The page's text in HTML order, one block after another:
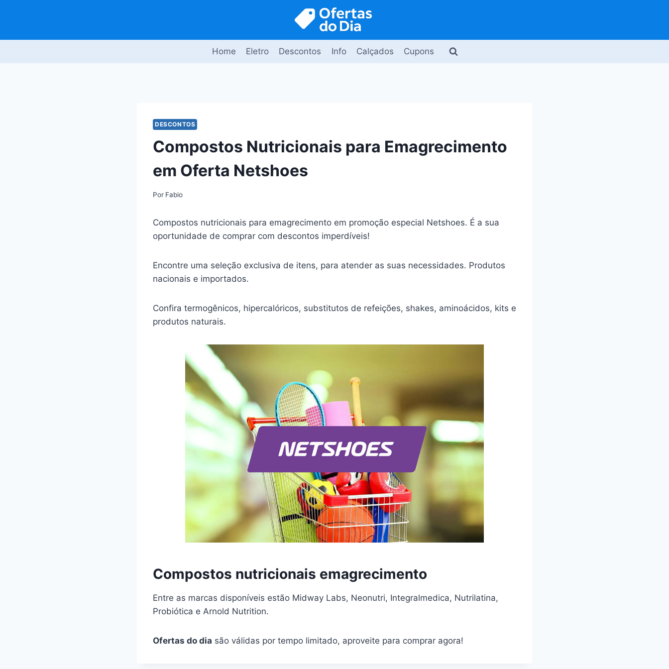
Home Eletro Descontos Info Calçados Cupons
DESCONTOS
Compostos Nutricionais para Emagrecimento
em Oferta Netshoes
Por Fabio
Compostos nutricionais para emagrecimento em promoção especial Netshoes. É a sua
oportunidade de comprar com descontos imperdíveis!
Encontre uma seleção exclusiva de itens, para atender as suas necessidades. Produtos
nacionais e importados.
Confira termogênicos, hipercalóricos, substitutos de refeições, shakes, aminoácidos, kits e
produtos naturais.
Compostos nutricionais emagrecimento
Entre as marcas disponíveis estão Midway Labs, Neonutri, Integralmedica, Nutrilatina,
Probiótica e Arnold Nutrition.
Ofertas do dia são válidas por tempo limitado, aproveite para comprar agora!